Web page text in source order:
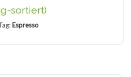
sortiert)
Espresso